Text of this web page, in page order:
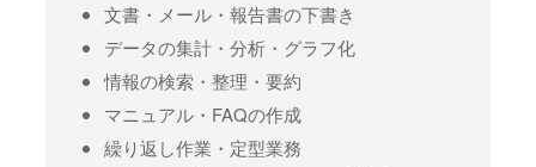
文書・メール・報告書の下書き
データの集計・分析・グラフ化
情報の検索・整理・要約
マニュアル・FAQの作成
繰り返し作業・定型業務